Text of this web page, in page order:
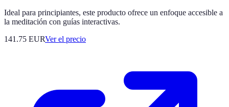
Ideal para principiantes, este producto ofrece un enfoque accesible a
la meditación con guías interactivas.
141.75 EURVer el precio